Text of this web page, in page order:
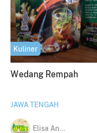
Kuliner
Wedang Rempah
JAWA TENGAH